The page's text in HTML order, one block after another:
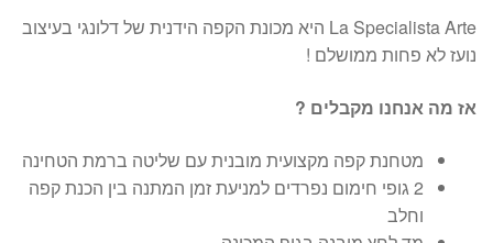
La Specialista Arte היא מכונת הקפה הידנית של דלונגי בעיצוב
נועז לא פחות ממושלם !
אז מה אנחנו מקבלים ?
מטחנת קפה מקצועית מובנית עם שליטה ברמת הטחינה
2 גופי חימום נפרדים למניעת זמן המתנה בין הכנת קפה
וחלב